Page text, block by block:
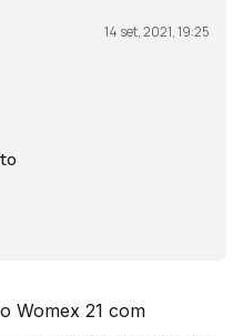
14 set, 2021, 19:25
Womex 21 com